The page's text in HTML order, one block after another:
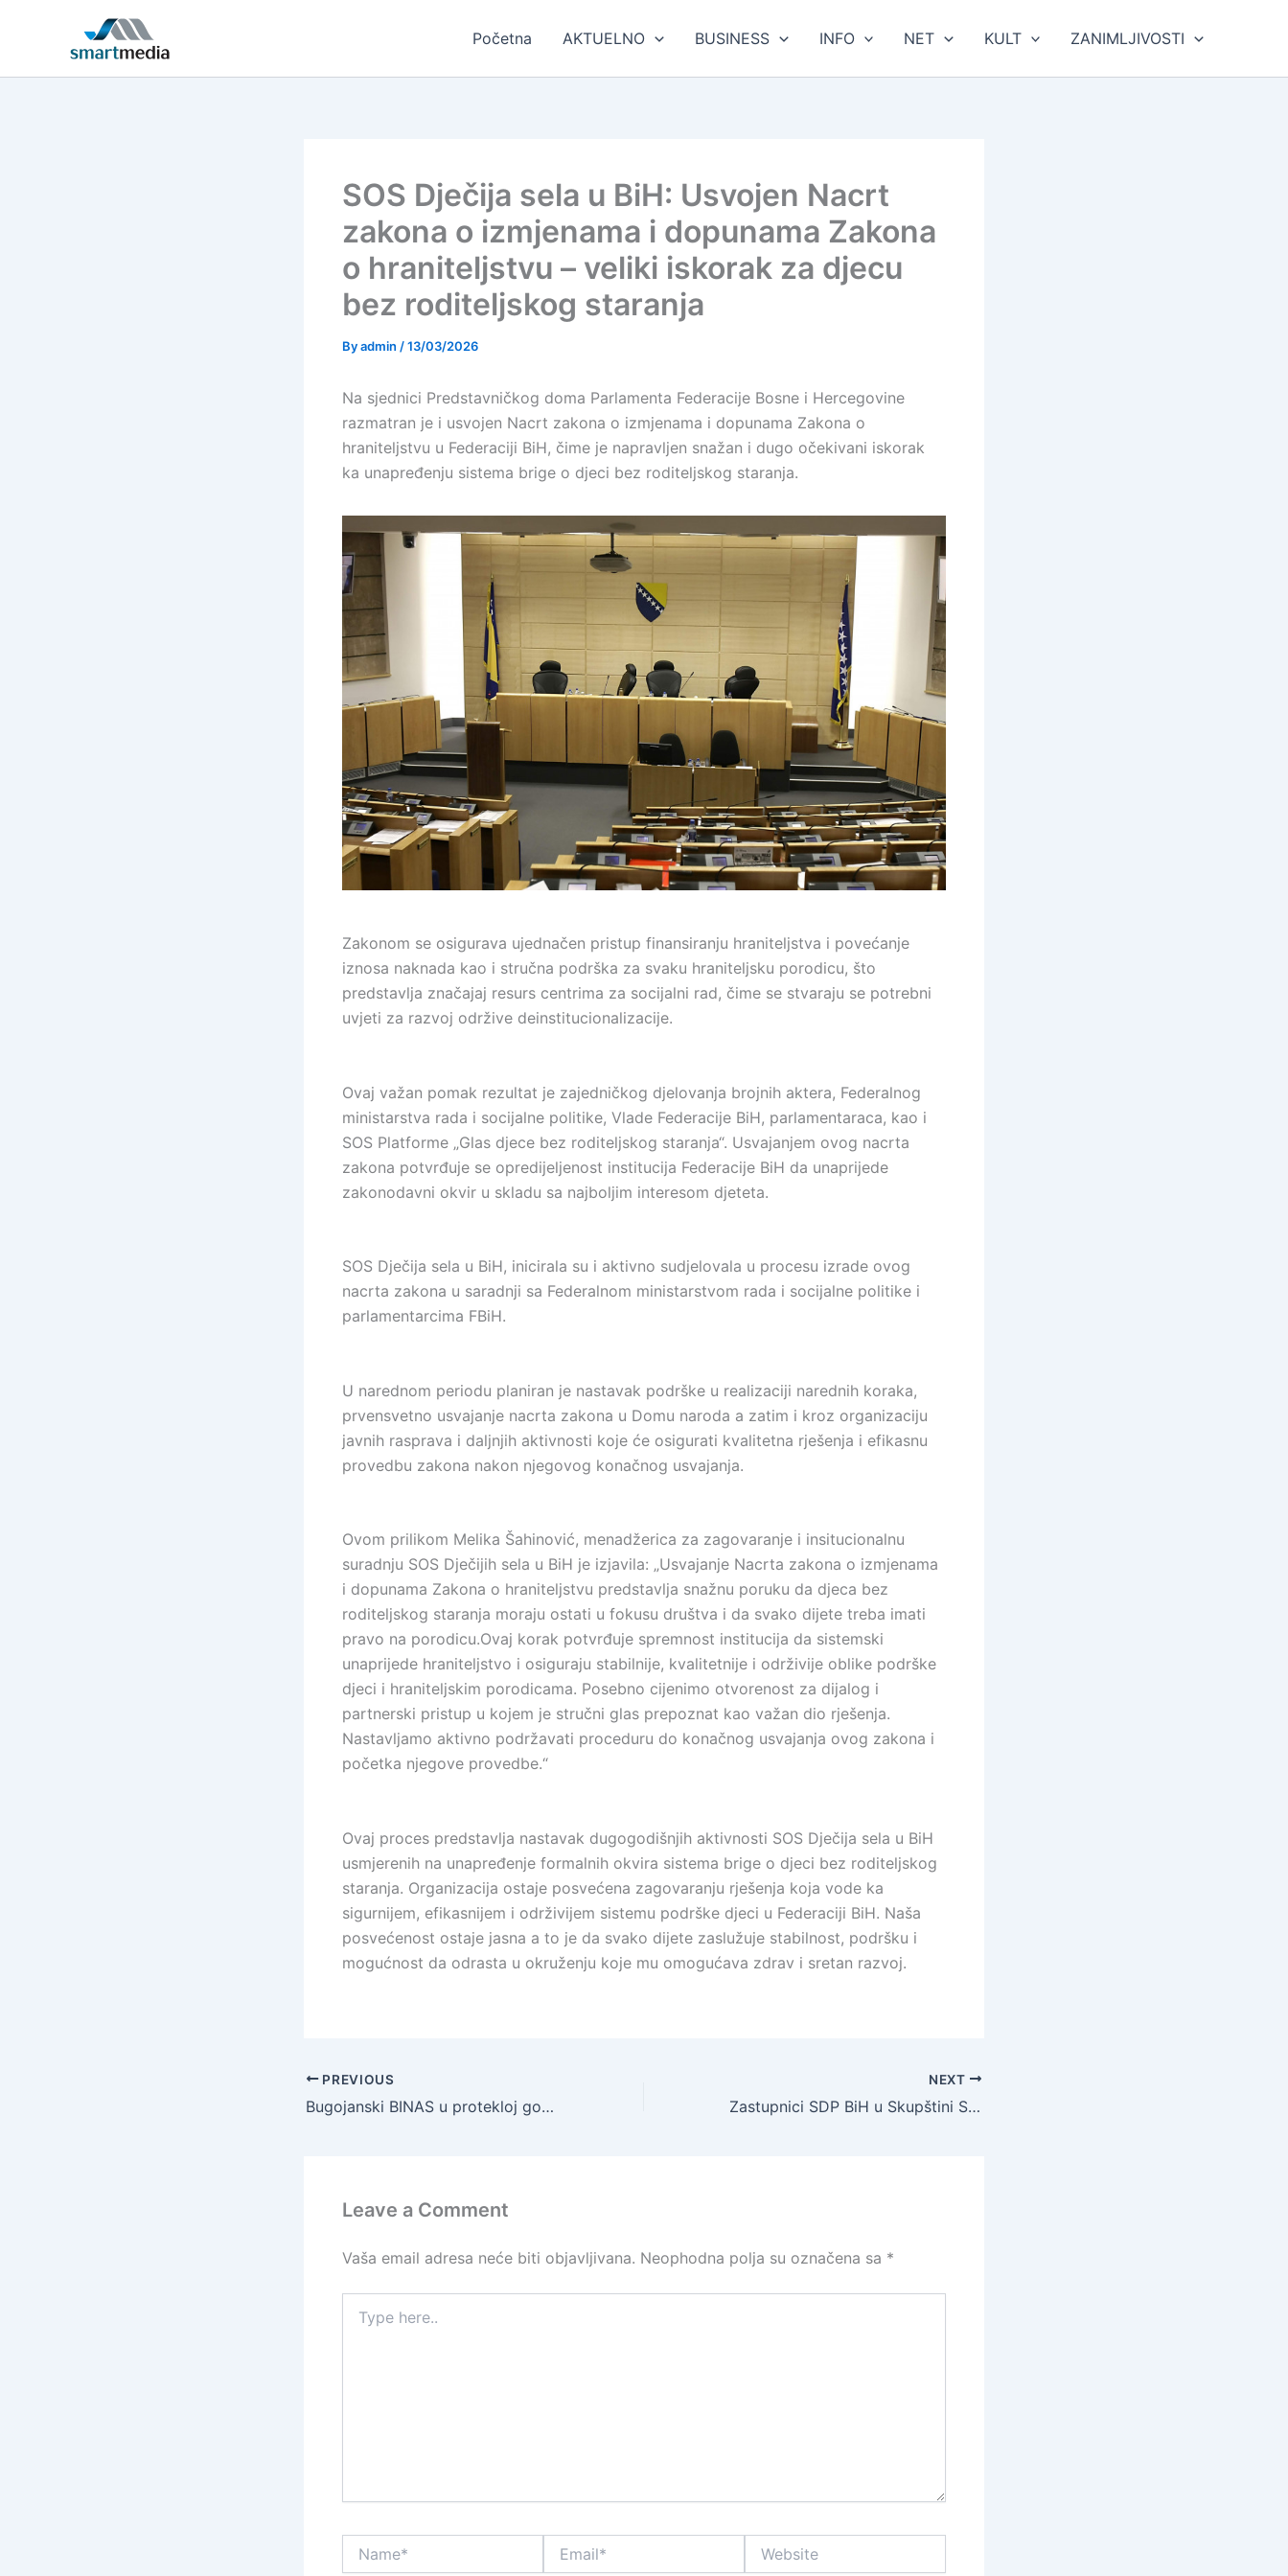
Početna AKTUELNO BUSINESS INFO NET KULT ZANIMLJIVOSTI
SOS Dječija sela u BiH: Usvojen Nacrt
zakona o izmjenama i dopunama Zakona
o hraniteljstvu – veliki iskorak za djecu
bez roditeljskog staranja
Byadmin /13/03/2026
Na sjednici Predstavničkog doma Parlamenta Federacije Bosne i Hercegovine
razmatran je i usvojen Nacrt zakona o izmjenama i dopunama Zakona o
hraniteljstvu u Federaciji BiH, čime je napravljen snažan i dugo očekivani iskorak
ka unapređenju sistema brige o djeci bez roditeljskog staranja.
Zakonom se osigurava ujednačen pristup finansiranju hraniteljstva i povećanje
iznosa naknada kao i stručna podrška za svaku hraniteljsku porodicu, što
predstavlja značajaj resurs centrima za socijalni rad, čime se stvaraju se potrebni
uvjeti za razvoj održive deinstitucionalizacije.
Ovaj važan pomak rezultat je zajedničkog djelovanja brojnih aktera, Federalnog
ministarstva rada i socijalne politike, Vlade Federacije BiH, parlamentaraca, kao i
SOS Platforme „Glas djece bez roditeljskog staranja“. Usvajanjem ovog nacrta
zakona potvrđuje se opredijeljenost institucija Federacije BiH da unaprijede
zakonodavni okvir u skladu sa najboljim interesom djeteta.
SOS Dječija sela u BiH, inicirala su i aktivno sudjelovala u procesu izrade ovog
nacrta zakona u saradnji sa Federalnom ministarstvom rada i socijalne politike i
parlamentarcima FBiH.
U narednom periodu planiran je nastavak podrške u realizaciji narednih koraka,
prvensvetno usvajanje nacrta zakona u Domu naroda a zatim i kroz organizaciju
javnih rasprava i daljnjih aktivnosti koje će osigurati kvalitetna rješenja i efikasnu
provedbu zakona nakon njegovog konačnog usvajanja.
Ovom prilikom Melika Šahinović, menadžerica za zagovaranje i insitucionalnu
suradnju SOS Dječijih sela u BiH je izjavila: „Usvajanje Nacrta zakona o izmjenama
i dopunama Zakona o hraniteljstvu predstavlja snažnu poruku da djeca bez
roditeljskog staranja moraju ostati u fokusu društva i da svako dijete treba imati
pravo na porodicu.Ovaj korak potvrđuje spremnost institucija da sistemski
unaprijede hraniteljstvo i osiguraju stabilnije, kvalitetnije i održivije oblike podrške
djeci i hraniteljskim porodicama. Posebno cijenimo otvorenost za dijalog i
partnerski pristup u kojem je stručni glas prepoznat kao važan dio rješenja.
Nastavljamo aktivno podržavati proceduru do konačnog usvajanja ovog zakona i
početka njegove provedbe.“
Ovaj proces predstavlja nastavak dugogodišnjih aktivnosti SOS Dječija sela u BiH
usmjerenih na unapređenje formalnih okvira sistema brige o djeci bez roditeljskog
staranja. Organizacija ostaje posvećena zagovaranju rješenja koja vode ka
sigurnijem, efikasnijem i održivijem sistemu podrške djeci u Federaciji BiH. Naša
posvećenost ostaje jasna a to je da svako dijete zaslužuje stabilnost, podršku i
mogućnost da odrasta u okruženju koje mu omogućava zdrav i sretan razvoj.
PREVIOUS
Bugojanski BINAS u protekloj godini ostvario prihode od 63,8 miliona KM
NEXT
Zastupnici SDP BiH u Skupštini SBK: Brojni problemi u zdravstvu, neutrošena namjenska sredstva i budžet sa malom razvojnom komponentom
Leave a Comment
Vaša email adresa neće biti objavljivana. Neophodna polja su označena sa *
here..